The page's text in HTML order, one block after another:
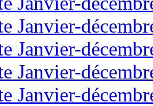
Janvier-
Janvier-
Janvier-
Janvier-